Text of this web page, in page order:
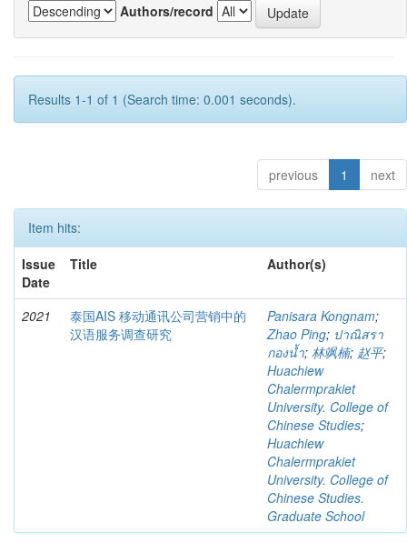
Authors/record
Results 1-1 of 1 (Search time: 0.001 seconds).
previous 1 next
Item hits:
Issue
Date
Title Author(s)
2021
泰国AIS 移动通讯公司营销中的
汉语服务调查研究
Panisara Kongnam;
Zhao Ping; ปาณิสรา
กองน้ำ; 林飒楠; 赵平;
Huachiew
Chalermprakiet
University. College of
Chinese Studies;
Huachiew
Chalermprakiet
University. College of
Chinese Studies.
Graduate School